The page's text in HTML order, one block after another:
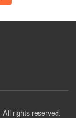
rights reserved.